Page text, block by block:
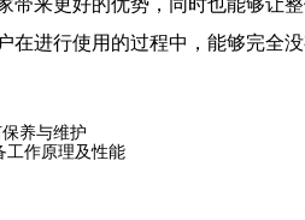
在进行使用的过程中，能够完全没
养与维护
工作原理及性能